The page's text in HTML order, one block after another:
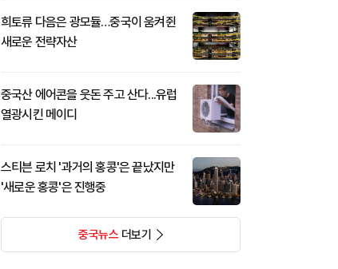
희토류 다음은 광모듈…중국이 움켜쥔
새로운 전략자산
중국산 에어콘을 웃돈 주고 산다...유럽
열광시킨 메이디
스티븐 로치 '과거의 홍콩'은 끝났지만
'새로운 홍콩'은 진행중
중국뉴스더보기